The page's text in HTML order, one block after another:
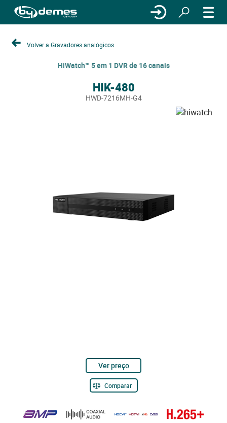
Volver a Gravadores analógicos
HiWatch™ 5 em 1 DVR de 16 canais
HIK-480
HWD-7216MH-G4
Ver preço
Comparar